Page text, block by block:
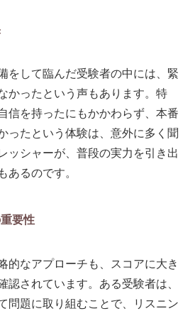
をして臨んだ受験者の中には、緊
かったという声もあります。特
信を持ったにもかかわらず、本番
ったという体験は、意外に多く聞
ッシャーが、普段の実力を引き出
あるのです。
要性
的なアプローチも、スコアに大き
認されています。ある受験者は、
問題に取り組むことで、リスニン